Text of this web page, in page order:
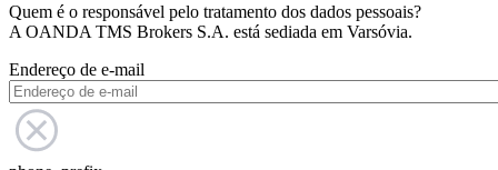
Quem é o responsável pelo tratamento dos dados pessoais?
A OANDA TMS Brokers S.A. está sediada em Varsóvia.
Endereço de e-mail